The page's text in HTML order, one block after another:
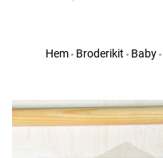
Hem Broderikit Baby